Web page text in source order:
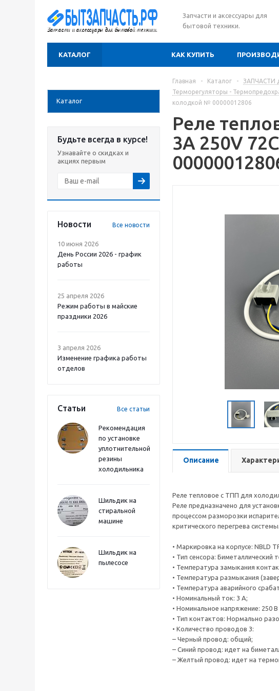
Запчасти и аксессуары для
бытовой техники.
КАТАЛОГ КАК КУПИТЬ
Каталог
Будьте всегда в курсе!
Узнавайте о скидках и
акциях первым
Новости Все новости
10 июня 2026
День России 2026 - график
работы
25 апреля 2026
Режим работы в майские
праздники 2026
3 апреля 2026
Изменение графика работы
отделов
Статьи Все статьи
Рекомендация
по установке
уплотнительной
резины
холодильника
Шильдик на
стиральной
машине
Шильдик на
пылесосе
Главная - Каталог - ЗАПЧАСТИ
Терморегуляторы -
колодкой № 00000012806
Реле
3A 250V
Описание
Реле тепловое с ТПП для
Реле предназначено для
процессом разморозки
критического перегрева системы.
• Маркировка на корпусе: NBLD
• Тип сенсора:
• Температура замыкания
• Температура размыкания
• Температура аварийного
• Номинальный ток: 3 А;
• Номинальное напряжение: 250 В
• Тип контактов: Нормально
• Количество проводов 3:
– Черный провод: общий;
– Синий провод: идет на
– Желтый провод: идет на